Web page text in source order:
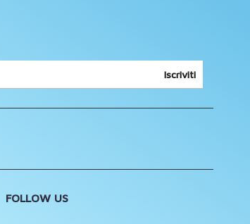
Iscriviti
FOLLOW US